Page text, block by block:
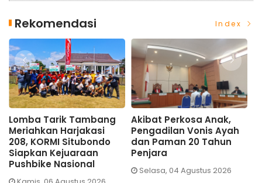
Rekomendasi Index
Akibat Perkosa Anak,
Pengadilan Vonis Ayah
dan Paman 20 Tahun
Penjara
Selasa, 04 Agustus 2026
Giling PG Asembagus
Naik 30 Persen, Petani
Syukuri Penyerapan
Tebu Meningkat
Sabtu, 01 Agustus 2026